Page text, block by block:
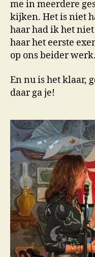
me in meerdere
kijken. Het is niet
haar had ik het
haar het eerste
op ons beider werk.
En nu is het klaar,
daar ga je!